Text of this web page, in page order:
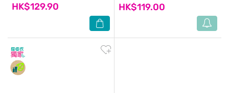
HK$129.90 HK$119.00